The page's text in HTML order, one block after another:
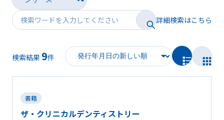
映像
電子BOOK
著者一覧
詳細検索はこちら
検索結果 9件
書籍
ザ・クリニカルデンティストリー